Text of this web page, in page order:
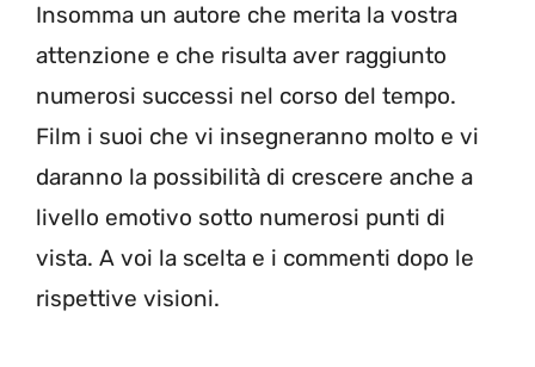
Insomma un autore che merita la vostra
attenzione e che risulta aver raggiunto
numerosi successi nel corso del tempo.
Film i suoi che vi insegneranno molto e vi
daranno la possibilità di crescere anche a
livello emotivo sotto numerosi punti di
vista. A voi la scelta e i commenti dopo le
rispettive visioni.